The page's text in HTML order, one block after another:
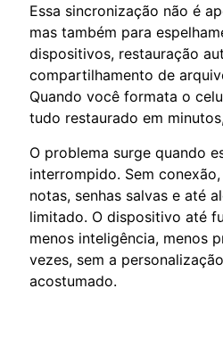
Essa sincronização não é
mas também para
dispositivos, restauração
compartilhamento de
Quando você formata o
tudo restaurado em
O problema surge quando
interrompido. Sem
notas, senhas salvas e até
limitado. O dispositivo até
menos inteligência, menos
vezes, sem a
acostumado.